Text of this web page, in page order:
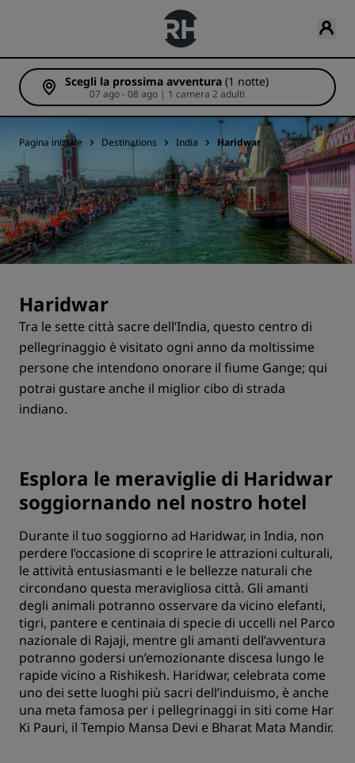
Scegli la prossima avventura (1 notte)
07 ago - 08 ago | 1 camera 2 adulti
Pagina iniziale Destinations India Haridwar
Haridwar
Tra le sette città sacre dell’India, questo centro di
pellegrinaggio è visitato ogni anno da moltissime
persone che intendono onorare il fiume Gange; qui
potrai gustare anche il miglior cibo di strada
indiano.
Esplora le meraviglie di Haridwar
soggiornando nel nostro hotel
Durante il tuo soggiorno ad Haridwar, in India, non
perdere l’occasione di scoprire le attrazioni culturali,
le attività entusiasmanti e le bellezze naturali che
circondano questa meravigliosa città. Gli amanti
degli animali potranno osservare da vicino elefanti,
tigri, pantere e centinaia di specie di uccelli nel Parco
nazionale di Rajaji, mentre gli amanti dell’avventura
potranno godersi un’emozionante discesa lungo le
rapide vicino a Rishikesh. Haridwar, celebrata come
uno dei sette luoghi più sacri dell’induismo, è anche
una meta famosa per i pellegrinaggi in siti come Har
Ki Pauri, il Tempio Mansa Devi e Bharat Mata Mandir.